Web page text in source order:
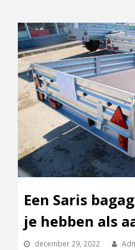
Een Saris
je hebben als
december 29, 2022